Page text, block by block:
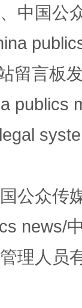
中国公
留言板
publics
公众传
news/
理人员